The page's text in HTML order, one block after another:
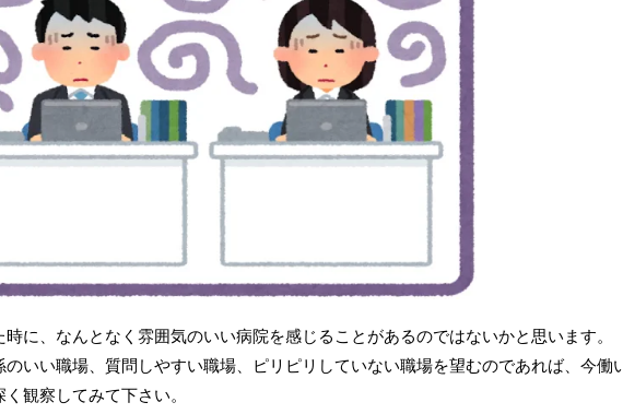
に、なんとなく雰囲気のいい病院を感じることがあるのではないかと思います。
いい職場、質問しやすい職場、ピリピリしていない職場を望むのであれば、今働
観察してみて下さい。